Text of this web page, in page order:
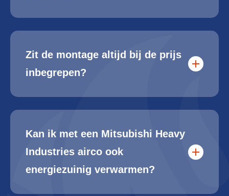
Zit de montage altijd bij de prijs
inbegrepen?
Kan ik met een Mitsubishi Heavy
Industries airco ook
energiezuinig verwarmen?